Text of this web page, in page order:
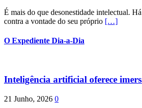
É mais do que desonestidade intelectual.
contra a vontade do seu próprio […]
O Expediente Dia-a-Dia
Inteligência artificial oferece
21 Junho, 2026 0